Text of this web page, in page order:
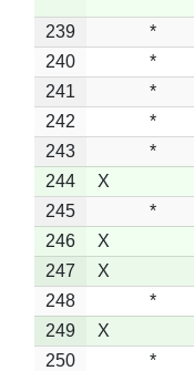
239 *
240
*
241
*
242
*
243
*
244
X
245
*
246
X
247
X
248
*
249
X
250
*